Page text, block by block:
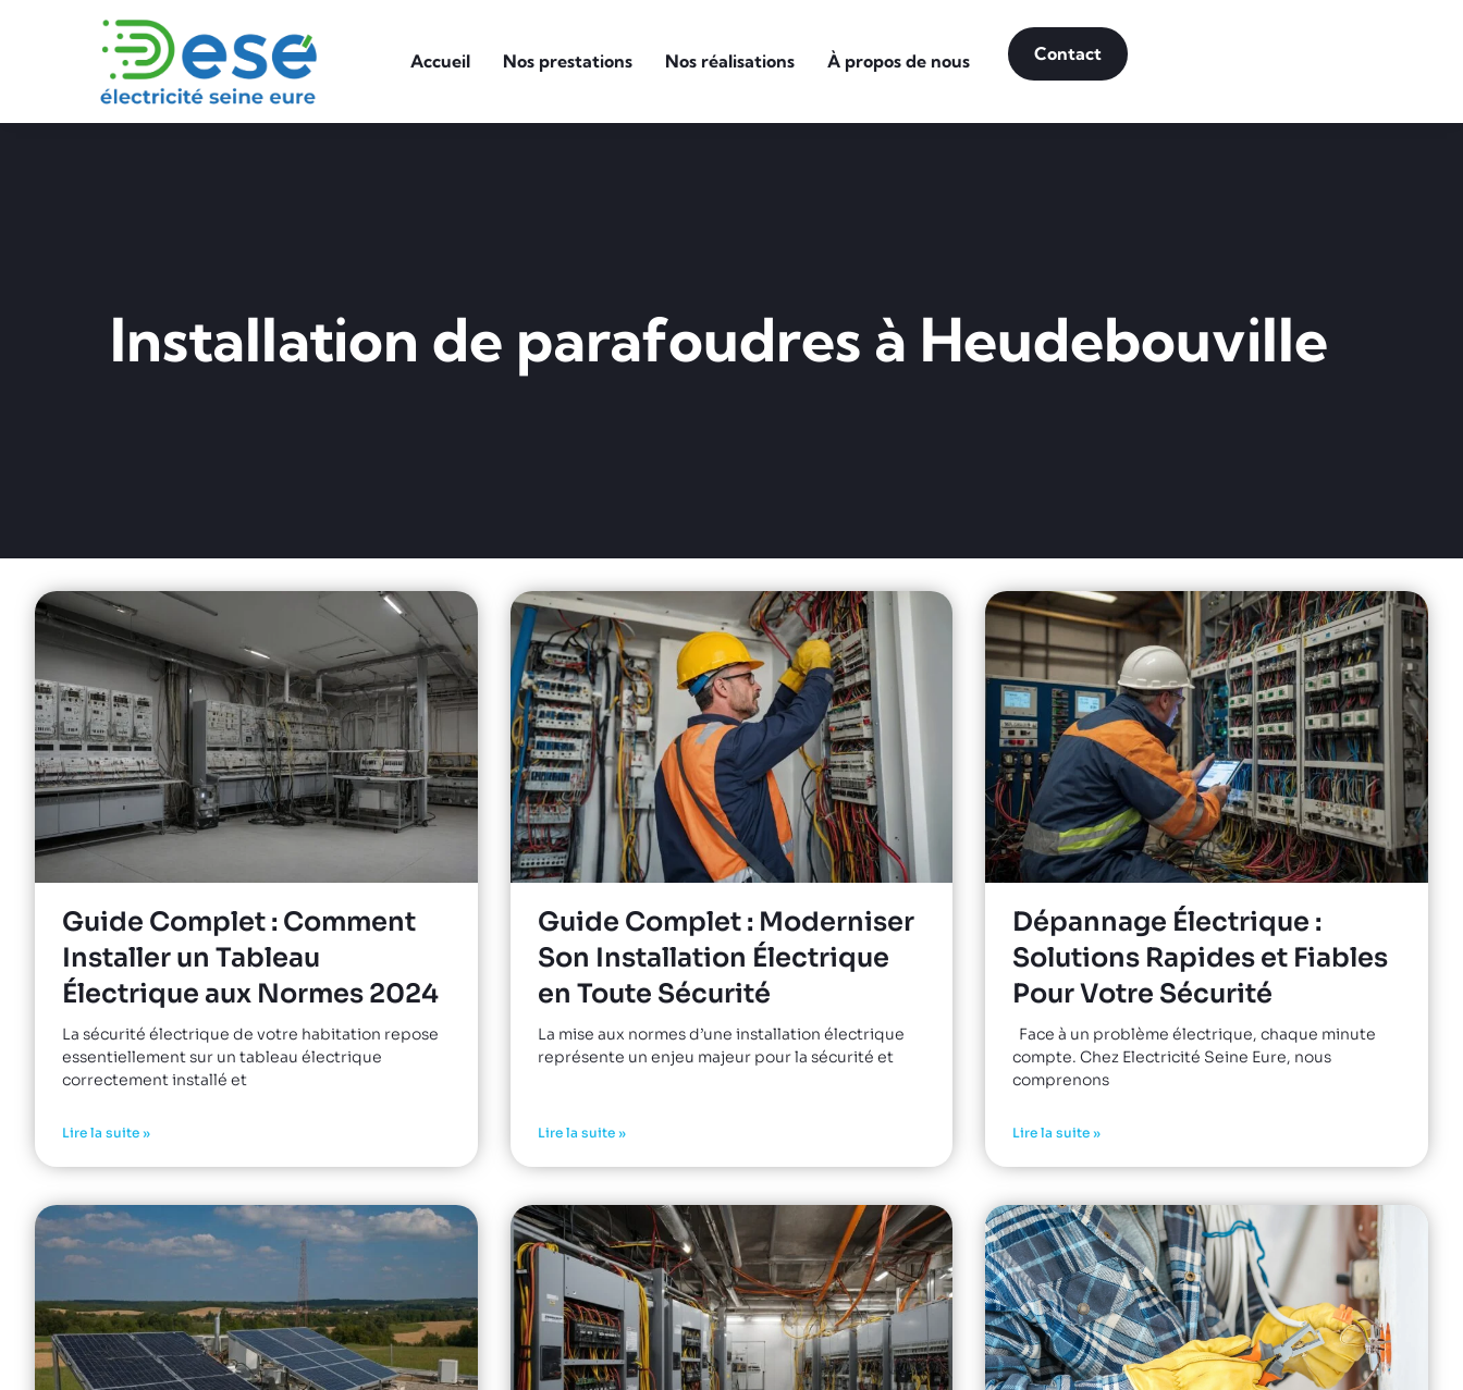
Accueil Nos prestations Nos réalisations À propos de nous Contact
Installation de parafoudres à Heudebouville
Guide Complet : Comment
Installer un Tableau
Électrique aux Normes 2024
La sécurité électrique de votre habitation repose
essentiellement sur un tableau électrique
correctement installé et
Lire la suite »
Guide Complet : Moderniser
Son Installation Électrique
en Toute Sécurité
La mise aux normes d’une installation électrique
représente un enjeu majeur pour la sécurité et
Lire la suite »
Dépannage Électrique :
Solutions Rapides et Fiables
Pour Votre Sécurité
Face à un problème électrique, chaque minute
compte. Chez Electricité Seine Eure, nous
comprenons
Lire la suite »